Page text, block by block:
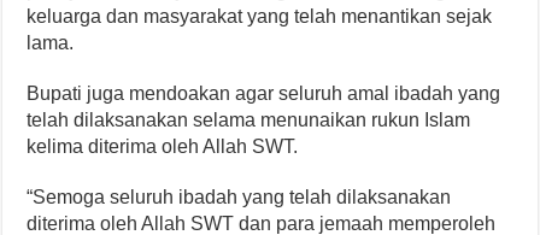
keluarga dan masyarakat yang telah menantikan sejak
lama.
Bupati juga mendoakan agar seluruh amal ibadah yang
telah dilaksanakan selama menunaikan rukun Islam
kelima diterima oleh Allah SWT.
“Semoga seluruh ibadah yang telah dilaksanakan
diterima oleh Allah SWT dan para jemaah memperoleh